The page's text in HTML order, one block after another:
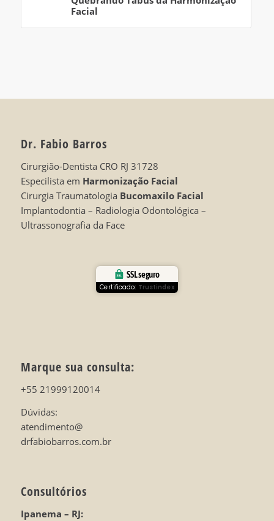
Facial
Dr. Fabio Barros
Cirurgião-Dentista CRO RJ 31728
Especilista em Harmonização Facial
Cirurgia Traumatologia Bucomaxilo Facial
Implantodontia – Radiologia Odontológica –
Ultrassonografia da Face
SSL seguro
Certificado: Trustindex
Marque sua consulta:
+55 21999120014
Dúvidas:
atendimento@
drfabiobarros.com.br
Consultórios
Ipanema – RJ: